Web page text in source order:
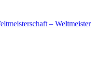
– Weltmeister